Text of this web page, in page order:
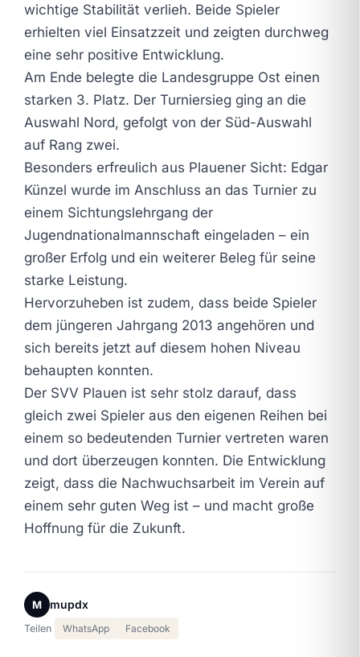
wichtige Stabilität verlieh. Beide Spieler
erhielten viel Einsatzzeit und zeigten durchweg
eine sehr positive Entwicklung.
Am Ende belegte die Landesgruppe Ost einen
starken 3. Platz. Der Turniersieg ging an die
Auswahl Nord, gefolgt von der Süd-Auswahl
auf Rang zwei.
Besonders erfreulich aus Plauener Sicht: Edgar
Künzel wurde im Anschluss an das Turnier zu
einem Sichtungslehrgang der
Jugendnationalmannschaft eingeladen – ein
großer Erfolg und ein weiterer Beleg für seine
starke Leistung.
Hervorzuheben ist zudem, dass beide Spieler
dem jüngeren Jahrgang 2013 angehören und
sich bereits jetzt auf diesem hohen Niveau
behaupten konnten.
Der SVV Plauen ist sehr stolz darauf, dass
gleich zwei Spieler aus den eigenen Reihen bei
einem so bedeutenden Turnier vertreten waren
und dort überzeugen konnten. Die Entwicklung
zeigt, dass die Nachwuchsarbeit im Verein auf
einem sehr guten Weg ist – und macht große
Hoffnung für die Zukunft.
M mupdx
Teilen WhatsApp Facebook